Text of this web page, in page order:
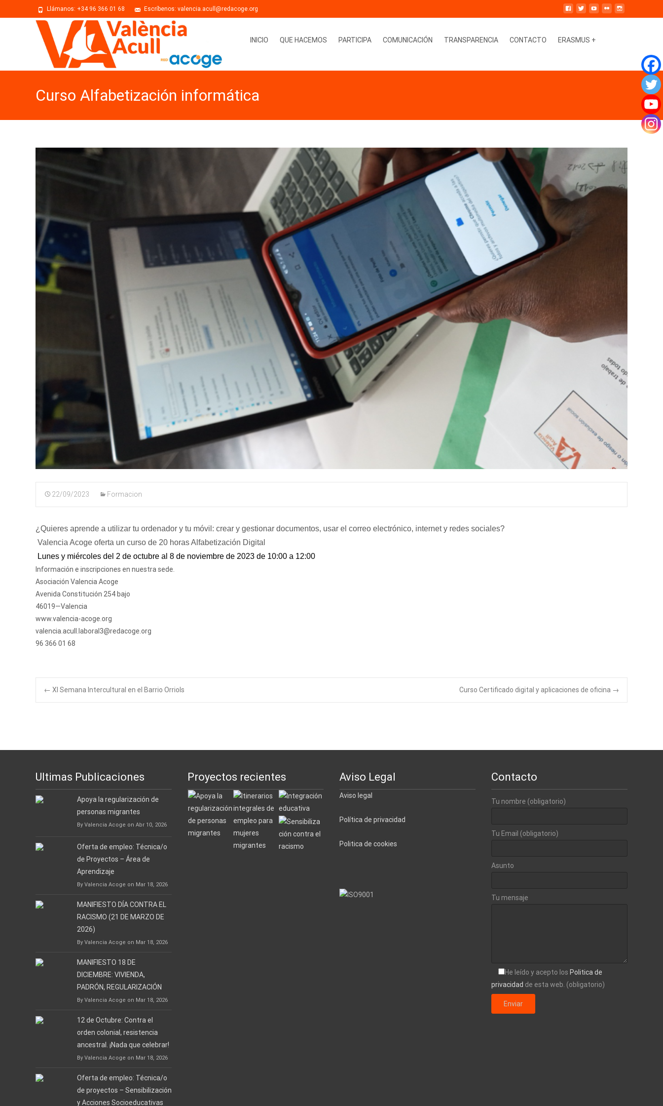
Llámanos: +34 96 366 01 68 Escríbenos: valencia.acull@redacoge.org
INICIO QUE HACEMOS PARTICIPA COMUNICACIÓN TRANSPARENCIA CONTACTO ERASMUS +
Curso Alfabetización informática
22/09/2023 Formacion
¿Quieres aprende a utilizar tu ordenador y tu móvil: crear y gestionar documentos, usar el correo electrónico, internet y redes sociales?
Valencia Acoge oferta un curso de 20 horas Alfabetización Digital
Lunes y miércoles del 2 de octubre al 8 de noviembre de 2023 de 10:00 a 12:00
Información e inscripciones en nuestra sede.
Asociación Valencia Acoge
Avenida Constitución 254 bajo
46019—Valencia
www.valencia-acoge.org
valencia.acull.laboral3@redacoge.org
96 366 01 68
← XI Semana Intercultural en el Barrio Orriols Curso Certificado digital y aplicaciones de oficina →
Ultimas Publicaciones
Apoya la regularización de
personas migrantes
By Valencia Acoge on Abr 10, 2026
Oferta de empleo: Técnica/o
de Proyectos – Área de
Aprendizaje
By Valencia Acoge on Mar 18, 2026
MANIFIESTO DÍA CONTRA EL
RACISMO (21 DE MARZO DE
2026)
By Valencia Acoge on Mar 18, 2026
MANIFIESTO 18 DE
DICIEMBRE: VIVIENDA,
PADRÓN, REGULARIZACIÓN
By Valencia Acoge on Mar 18, 2026
12 de Octubre: Contra el
orden colonial, resistencia
ancestral. ¡Nada que celebrar!
By Valencia Acoge on Mar 18, 2026
Oferta de empleo: Técnica/o
de proyectos – Sensibilización
y Acciones Socioeducativas
Proyectos recientes Aviso Legal
Aviso legal
Política de privacidad
Politica de cookies
Contacto
Tu nombre (obligatorio)
Tu Email (obligatorio)
Asunto
Tu mensaje
He leído y acepto los Politica de
privacidad de esta web. (obligatorio)